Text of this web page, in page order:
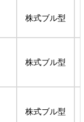
株式ブル型
株式ブル型
株式ブル型